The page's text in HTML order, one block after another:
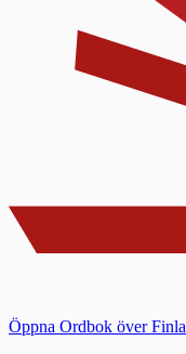
Öppna Ordbok över